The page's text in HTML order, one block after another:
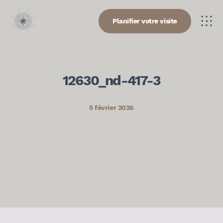
Planifier votre visite
12630_nd-417-3
5 février 2026